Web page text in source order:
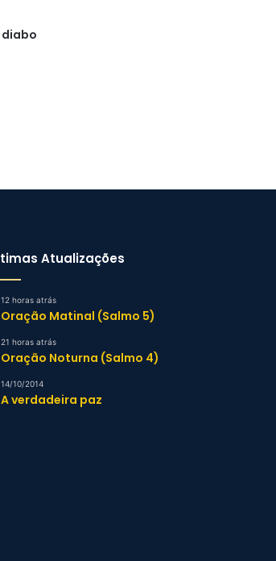
diabo
Atualizações
12 horas atrás
Oração Matinal (Salmo 5)
21 horas atrás
Oração Noturna (Salmo 4)
14/10/2014
A verdadeira paz